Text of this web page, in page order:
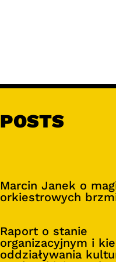
POSTS
Marcin Janek o
orkiestrowych
Raport o stanie
organizacyjnym i
oddziaływania